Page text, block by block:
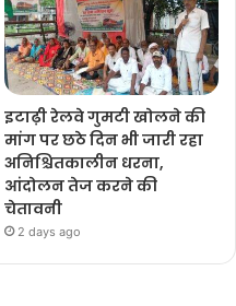
इटाढ़ी रेलवे गुमटी खोलने की
मांग पर छठे दिन भी जारी रहा
अनिश्चितकालीन धरना,
आंदोलन तेज करने की
चेतावनी
2 days ago